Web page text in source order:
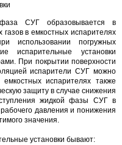
СУГ образовывается в
в емкостных испарителях
использовании погружных
испарительные установки
При покрытии поверхности
испарители СУГ можно
испарителях также
защиту в случае снижения
жидкой фазы СУГ в
давления и понижения
значения.
установки бывают: